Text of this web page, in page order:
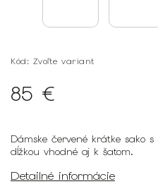
Kód: Zvoľte variant
85 €
Dámske červené krátke sako
dĺžkou vhodné aj k šatom.
Detailné informácie